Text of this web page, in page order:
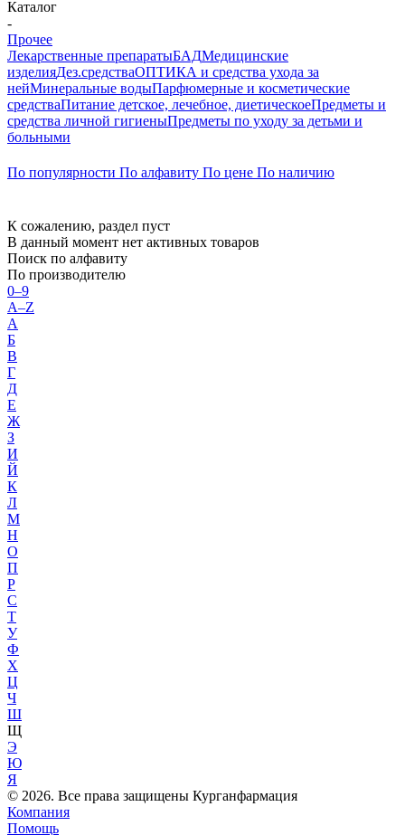
Каталог
-
Прочее
Лекарственные препаратыБАДМедицинские
изделияДез.средстваОПТИКА и средства ухода за
нейМинеральные водыПарфюмерные и косметические
средстваПитание детское, лечебное, диетическоеПредметы и
средства личной гигиеныПредметы по уходу за детьми и
больными
По популярности По алфавиту По цене По наличию
К сожалению, раздел пуст
В данный момент нет активных товаров
Поиск по алфавиту
По производителю
0–9
A–Z
А
Б
В
Г
Д
Е
Ж
З
И
Й
К
Л
М
Н
О
П
Р
С
Т
У
Ф
Х
Ц
Ч
Ш
Щ
Э
Ю
Я
© 2026. Все права защищены Курганфармация
Компания
Помощь